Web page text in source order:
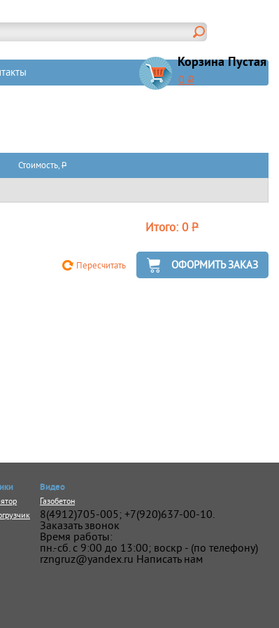
Корзина Пустая
0 q
Стоимость, P
Итого: 0P
ОФОРМИТЬ ЗАКАЗ
Пересчитать
Видео
Газобетон
8(4912)705-005; +7(920)637-00-10.
Заказать звонок
Время работы:
пн.-сб. с 9:00 до 13:00; воскр - (по телефону)
rzngruz@yandex.ru Написать нам